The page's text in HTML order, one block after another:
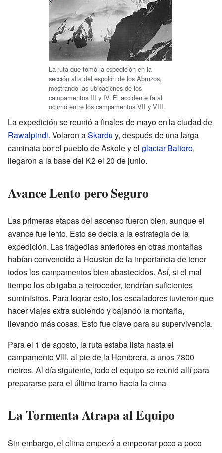
La ruta que tomó la expedición en la
sección alta del espolón de los Abruzos,
mostrando las ubicaciones de los
campamentos III y IV. El accidente fatal
ocurrió entre los campamentos VII y VIII.
La expedición se reunió a finales de mayo en la ciudad de
Rawalpindi. Volaron aSkardu y, después de una larga
caminata por el pueblo de Askole y el glaciar Baltoro,
llegaron a la base del K2 el 20 de junio.
Avance Lento pero Seguro
Las primeras etapas del ascenso fueron bien, aunque el
avance fue lento. Esto se debía a la estrategia de la
expedición. Las tragedias anteriores en otras montañas
habían convencido a Houston de la importancia de tener
todos los campamentos bien abastecidos. Así, si el mal
tiempo los obligaba a retroceder, tendrían suficientes
suministros. Para lograr esto, los escaladores tuvieron que
hacer viajes extra subiendo y bajando la montaña,
llevando más cosas. Esto fue clave para su supervivencia.
Para el 1 de agosto, la ruta estaba lista hasta el
campamento VIII, al pie de la Hombrera, a unos 7800
metros. Al día siguiente, todo el equipo se reunió allí para
prepararse para el último tramo hacia la cima.
La Tormenta Atrapa al Equipo
Sin embargo, el clima empezó a empeorar poco a poco